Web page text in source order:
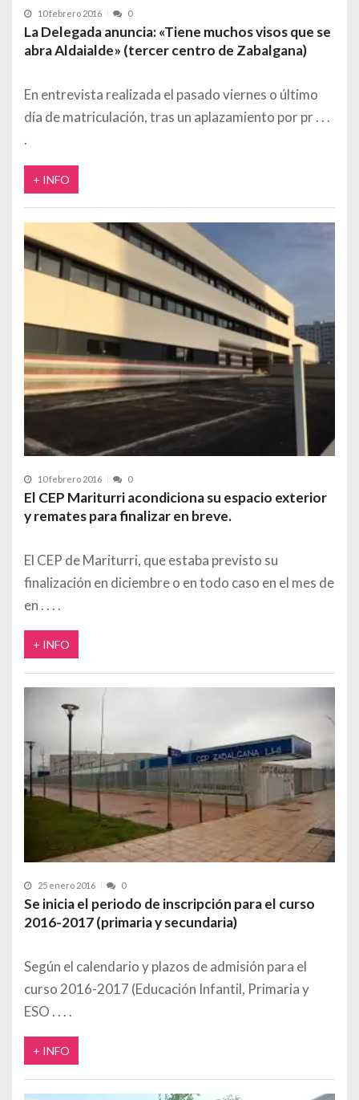
10 febrero 2016 0
La Delegada anuncia: «Tiene muchos visos que se
abra Aldaialde» (tercer centro de Zabalgana)
En entrevista realizada el pasado viernes o último
día de matriculación, tras un aplazamiento por pr
+ INFO
10 febrero 2016 0
El CEP Mariturri acondiciona su espacio exterior
y remates para finalizar en breve.
El CEP de Mariturri, que estaba previsto su
finalización en diciembre o en todo caso en el mes de
en
+ INFO
25 enero 2016 0
Se inicia el periodo de inscripción para el curso
2016-2017 (primaria y secundaria)
Según el calendario y plazos de admisión para el
curso 2016-2017 (Educación Infantil, Primaria y
ESO
+ INFO